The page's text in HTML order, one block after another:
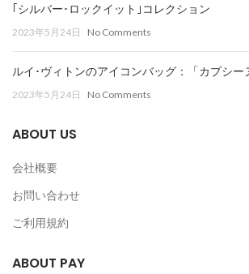
｢シルバー･ロックイット｣コレクション
2023年5月24日 No Comments
ルイ･ヴィトンのアイコンバッグ：「カプシー
2023年5月24日 No Comments
ABOUT US
会社概要
お問い合わせ
ご利用規約
ABOUT PAY